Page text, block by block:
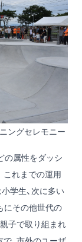
ングセレモニー
の属性をダッシ
これまでの運用
学生、次に多い
にその他世代の
子で取り組まれ